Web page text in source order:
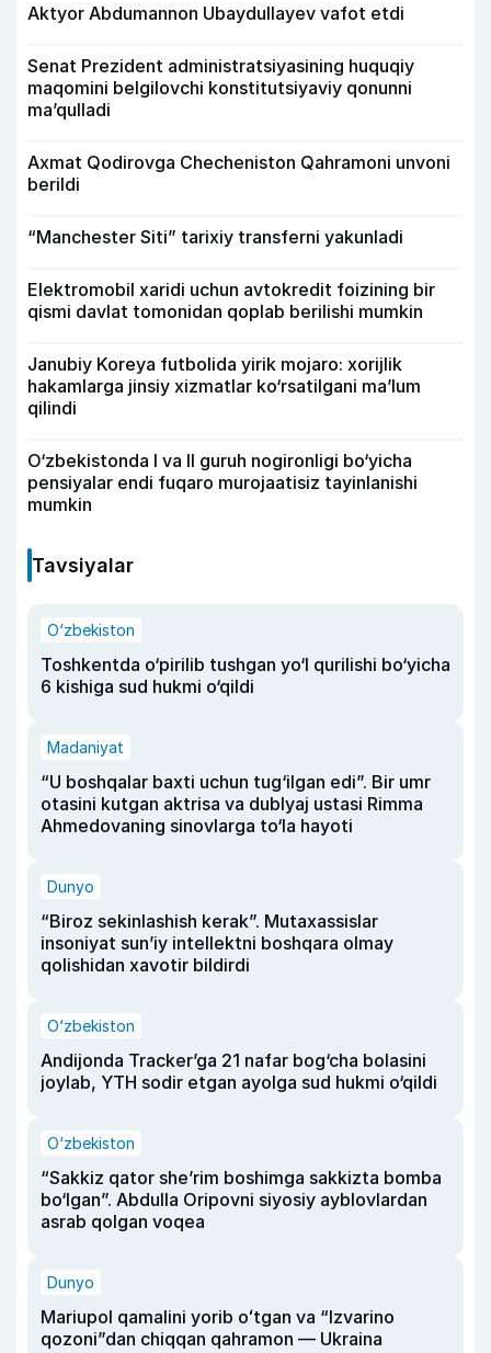
Aktyor Abdu­mannon Ubaydullayev vafot etdi
Senat Prezident administratsiyasining huquqiy
maqomini belgilovchi konstitutsiyaviy qonunni
ma’qulladi
Axmat Qodirovga Checheniston Qahramoni unvoni
berildi
“Manchester Siti” tarixiy transferni yakunladi
Elektromobil xaridi uchun avtokredit foizining bir
qismi davlat tomonidan qoplab berilishi mumkin
Janubiy Koreya futbolida yirik mojaro: xorijlik
hakamlarga jinsiy xizmatlar ko‘rsatilgani ma’lum
qilindi
O‘zbekistonda I va II guruh nogironligi bo‘yicha
pensiyalar endi fuqaro murojaatisiz tayinlanishi
mumkin
Tavsiyalar
O‘zbekiston
Toshkentda o‘pirilib tushgan yo‘l qurilishi bo‘yicha
6 kishiga sud hukmi o‘qildi
Madaniyat
“U boshqalar baxti uchun tug‘ilgan edi”. Bir umr
otasini kutgan aktrisa va dublyaj ustasi Rimma
Ahmedovaning sinovlarga to‘la hayoti
Dunyo
“Biroz sekinlashish kerak”. Mutaxassislar
insoniyat sun’iy intellektni boshqara olmay
qolishidan xavotir bildirdi
O‘zbekiston
Andijonda Tracker’ga 21 nafar bog‘cha bolasini
joylab, YTH sodir etgan ayolga sud hukmi o‘qildi
O‘zbekiston
“Sakkiz qator she’rim boshimga sakkizta bomba
bo‘lgan”. Abdulla Oripovni siyosiy ayblovlardan
asrab qolgan voqea
Dunyo
Mariupol qamalini yorib oʻtgan va “Izvarino
qozoni”dan chiqqan qahramon — Ukraina